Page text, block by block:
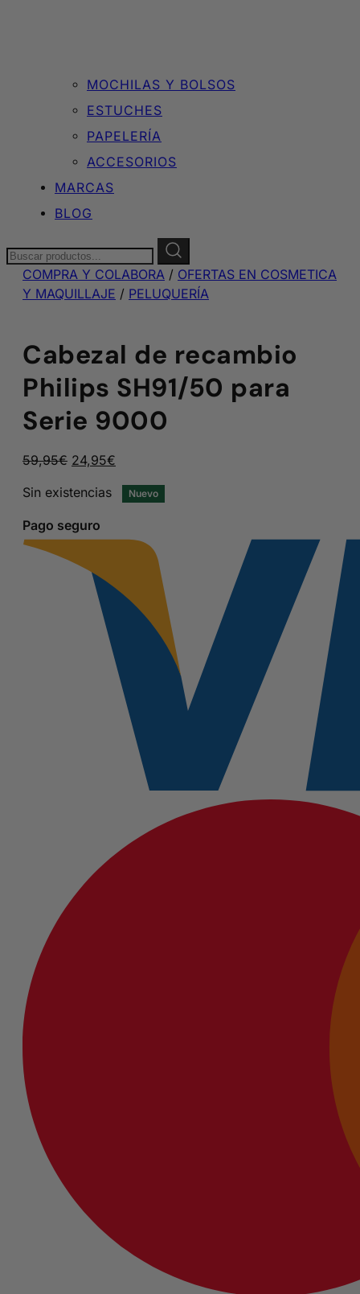
MOCHILAS Y BOLSOS
ESTUCHES
PAPELERÍA
ACCESORIOS
MARCAS
BLOG
Buscar:
COMPRA Y COLABORA / OFERTAS EN COSMETICA
Y MAQUILLAJE / PELUQUERÍA
Cabezal de recambio
Philips SH91/50 para
Serie 9000
59,95€ El
original
59,95€.
24,95€
actual
24,95€.
Sin existencias Nuevo
Pago seguro